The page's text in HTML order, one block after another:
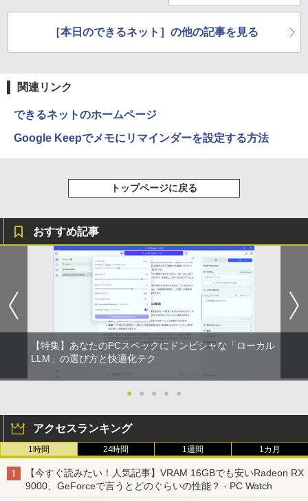
ド」搭載
［本日のできるネット］の他の記事を見る
関連リンク
できるネットのホームページ
Google Keepでメモにリマインダーを設定する方法
トップページに戻る
おすすめ記事
【特集】あなたのPCスペックにドンピシャな「ローカル
LLM」の選び方と快適化テク
● ● ● ● ●
アクセスランキング
1時間 24時間 1週間 1カ月
【今すぐ読みたい！人気記事】VRAM 16GBでも安いRadeon RX
9000、GeForceで言うとどのぐらいの性能？ - PC Watch